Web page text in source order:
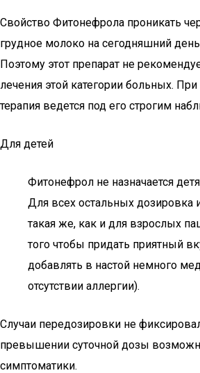
Свойство Фитонефрола проникать
грудное молоко на сегодняшний
Поэтому этот препарат не
лечения этой категории больных.
терапия ведется под его строгим
Для детей
Фитонефрол не назначается
Для всех остальных дозировка
такая же, как и для взрослых
того чтобы придать приятный
добавлять в настой немного
отсутствии аллергии).
Случаи передозировки не
превышении суточной дозы
симптоматики.